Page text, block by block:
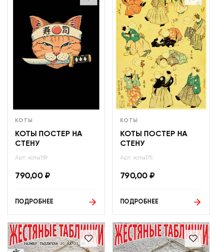
КОТЫ
КОТЫ ПОСТЕР НА
СТЕНУ
Арт: коты159
790,00 ₽
ПОДРОБНЕЕ
КОТЫ
КОТЫ ПОСТЕР НА
СТЕНУ
Арт: коты175
790,00 ₽
ПОДРОБНЕЕ